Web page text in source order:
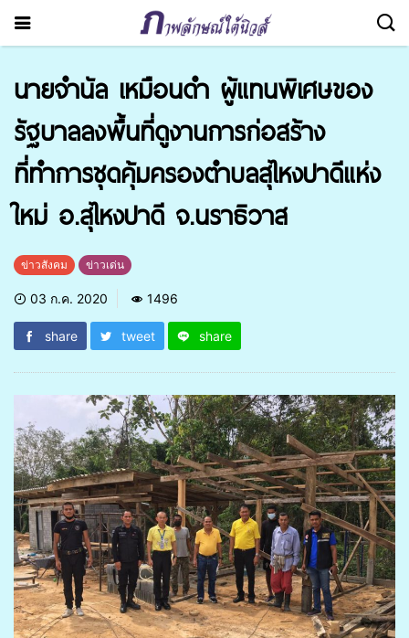
นายจำนัล เหมือนดำ ผู้แทนพิเศษของ
รัฐบาลลงพื้นที่ดูงานการก่อสร้าง
ที่ทำการชุดคุ้มครองตำบลสุไหงปาดีแห่ง
ใหม่ อ.สุไหงปาดี จ.นราธิวาส
ข่าวสังคม ข่าวเด่น
03 ก.ค. 2020 1496
share tweet share